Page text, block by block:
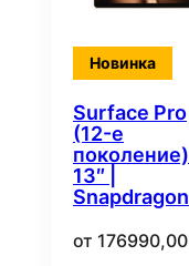
Новинка
Surface Pro
(12-е
поколение)
13″ |
Snapdragon
от 176990,00